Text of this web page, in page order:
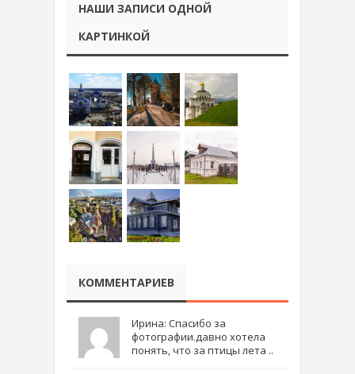
НАШИ ЗАПИСИ ОДНОЙ
КАРТИНКОЙ
КОММЕНТАРИЕВ
Ирина: Спасибо за
фотографии.давно хотела
понять, что за птицы лета ..